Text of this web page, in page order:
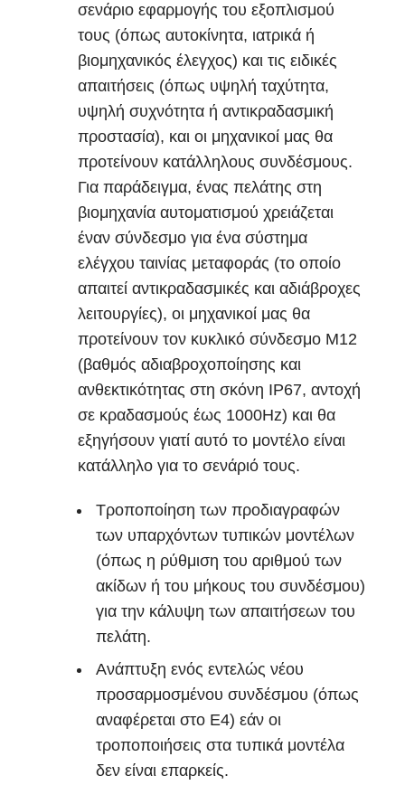
σενάριο εφαρμογής του εξοπλισμού
τους (όπως αυτοκίνητα, ιατρικά ή
βιομηχανικός έλεγχος) και τις ειδικές
απαιτήσεις (όπως υψηλή ταχύτητα,
υψηλή συχνότητα ή αντικραδασμική
προστασία), και οι μηχανικοί μας θα
προτείνουν κατάλληλους συνδέσμους.
Για παράδειγμα, ένας πελάτης στη
βιομηχανία αυτοματισμού χρειάζεται
έναν σύνδεσμο για ένα σύστημα
ελέγχου ταινίας μεταφοράς (το οποίο
απαιτεί αντικραδασμικές και αδιάβροχες
λειτουργίες), οι μηχανικοί μας θα
προτείνουν τον κυκλικό σύνδεσμο M12
(βαθμός αδιαβροχοποίησης και
ανθεκτικότητας στη σκόνη IP67, αντοχή
σε κραδασμούς έως 1000Hz) και θα
εξηγήσουν γιατί αυτό το μοντέλο είναι
κατάλληλο για το σενάριό τους.
Τροποποίηση των προδιαγραφών
των υπαρχόντων τυπικών μοντέλων
(όπως η ρύθμιση του αριθμού των
ακίδων ή του μήκους του συνδέσμου)
για την κάλυψη των απαιτήσεων του
πελάτη.
Ανάπτυξη ενός εντελώς νέου
προσαρμοσμένου συνδέσμου (όπως
αναφέρεται στο Ε4) εάν οι
τροποποιήσεις στα τυπικά μοντέλα
δεν είναι επαρκείς.